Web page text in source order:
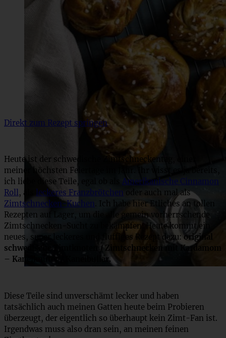
Direkt zum Rezept springen
Heute ist der schwedische Zimtschneckentag, einer
meiner höchsten Feiertage im Jahr. Ihr wisst es ja bereits,
ich liebe diese Teile, egal ob als Amerikanische Cinnamon
Roll , als leckeres Franzbrötchen
oder auch mal als
Zimtschnecken-Kuchen
. Ich habe hier Etliches an tollen
Rezepten auf Lager, um die alle gemein vorherrschende
Zimtschnecken-Sucht zu bekämpfen. Heute kommt ein
neues, super leckeres und fluffiges Rezept dazu:original
schwedische Zimtknoten / Zimtschnecken mit Kardamom
– Kanelknuter / Kanelbullar.
Diese Teile sind unverschämt lecker und haben
tatsächlich auch meinen Gatten heute beim Probieren
überzeugt, der eigentlich so überhaupt kein Zimt-Fan ist.
Irgendwas muss also dran sein, an meinen feinen